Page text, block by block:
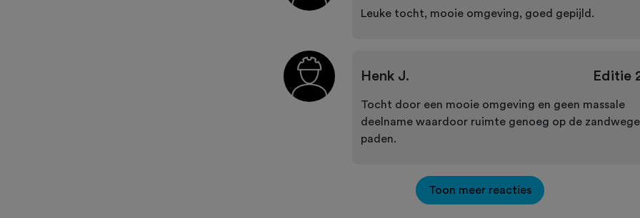
Leuke tocht, mooie omgeving, goed gepijld.
Henk J. Editie
Tocht door een mooie omgeving en geen massale
deelname waardoor ruimte genoeg op de
paden.
Toon meer reacties